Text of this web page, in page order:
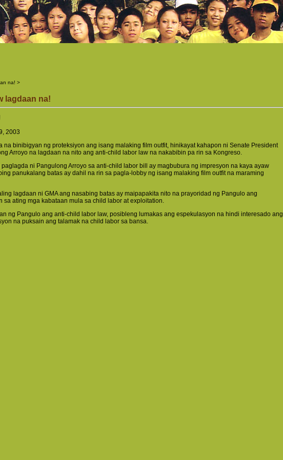
na! >
lagdaan na!
2003
na binibigyan ng proteksiyon ang isang malaking film outfit, hinikayat kahapon ni Senate President
Arroyo na lagdaan na nito ang anti-child labor law na nakabibin pa rin sa Kongreso.
ni Pangulong Arroyo sa anti-child labor bill ay magbubura ng impresyon na kaya ayaw
panukalang batas ay dahil na rin sa pagla-lobby ng isang malaking film outfit na maraming
lagdaan ni GMA ang nasabing batas ay maipapakita nito na prayoridad ng Pangulo ang
sa ating mga kabataan mula sa child labor at exploitation.
ng Pangulo ang anti-child labor law, posibleng lumakas ang espekulasyon na hindi interesado ang
na puksain ang talamak na child labor sa bansa.